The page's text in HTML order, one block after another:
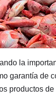
la
garantía de
productos